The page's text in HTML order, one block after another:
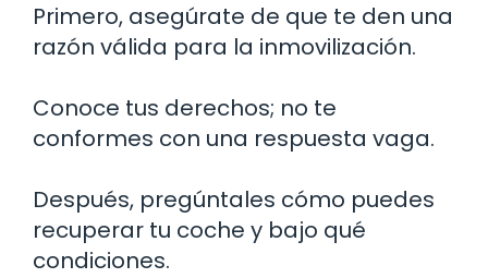
Primero, asegúrate de que te den una
razón válida para la inmovilización.
Conoce tus derechos; no te
conformes con una respuesta vaga.
Después, pregúntales cómo puedes
recuperar tu coche y bajo qué
condiciones.